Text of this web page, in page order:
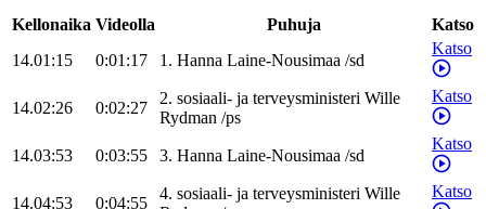
Kellonaika Videolla Puhuja
Katso
14.01:15
0:01:17 1. Hanna Laine-Nousimaa /sd
Katso
14.02:26 0:02:27
2. sosiaali- ja terveysministeri Wille
Rydman /ps
Katso
14.03:53 0:03:55 3. Hanna Laine-Nousimaa /sd
Katso
14.04:53 0:04:55
4. sosiaali- ja terveysministeri Wille
Katso